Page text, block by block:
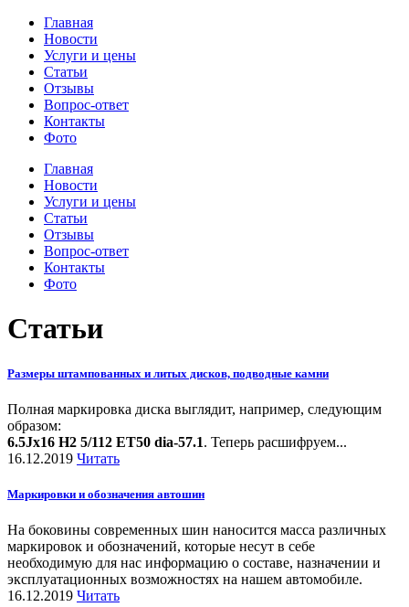
Главная
Новости
Услуги и цены
Статьи
Отзывы
Вопрос-ответ
Контакты
Фото
Главная
Новости
Услуги и цены
Статьи
Отзывы
Вопрос-ответ
Контакты
Фото
Статьи
Размеры штампованных и литых дисков, подводные камни
Полная маркировка диска выглядит, например, следующим
образом:
6.5Jx16 H2 5/112 ET50 dia-57.1. Теперь расшифруем...
16.12.2019 Читать
Маркировки и обозначения автошин
На боковины современных шин наносится масса различных
маркировок и обозначений, которые несут в себе
необходимую для нас информацию о составе, назначении и
эксплуатационных возможностях на нашем автомобиле.
16.12.2019 Читать